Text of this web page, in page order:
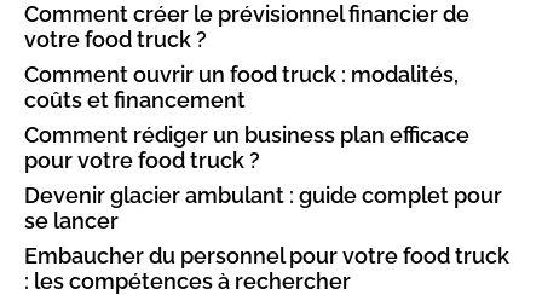
Comment créer le prévisionnel financier de
votre food truck ?
Comment ouvrir un food truck : modalités,
coûts et financement
Comment rédiger un business plan efficace
pour votre food truck ?​
Devenir glacier ambulant : guide complet pour
se lancer
Embaucher du personnel pour votre food truck
: les compétences à rechercher​